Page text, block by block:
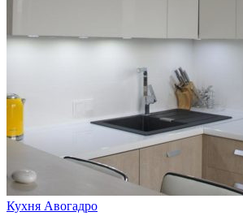
Кухня Авогадро